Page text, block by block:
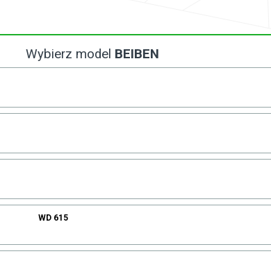
Wybierz model BEIBEN
WD 615